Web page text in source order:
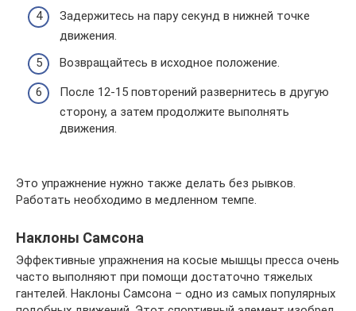
Задержитесь на пару секунд в нижней точке
движения.
Возвращайтесь в исходное положение.
После 12-15 повторений развернитесь в другую
сторону, а затем продолжите выполнять
движения.
Это упражнение нужно также делать без рывков.
Работать необходимо в медленном темпе.
Наклоны Самсона
Эффективные упражнения на косые мышцы пресса очень
часто выполняют при помощи достаточно тяжелых
гантелей. Наклоны Самсона – одно из самых популярных